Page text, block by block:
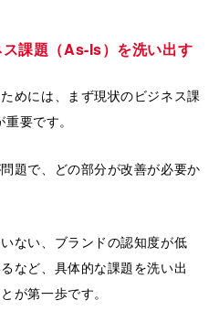
課題（As-Is）を洗い出す
めには、まず現状のビジネス課
要です。
題で、どの部分が改善が必要か
ない、ブランドの認知度が低
など、具体的な課題を洗い出
が第一歩です。